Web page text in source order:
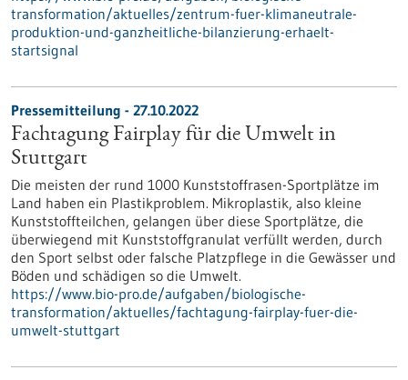
transformation/aktuelles/zentrum-fuer-klimaneutrale-
produktion-und-ganzheitliche-bilanzierung-erhaelt-
startsignal
Pressemitteilung - 27.10.2022
Fachtagung Fairplay für die Umwelt in
Stuttgart
Die meisten der rund 1000 Kunststoffrasen-Sportplätze im
Land haben ein Plas­tikproblem. Mikroplastik, also kleine
Kunststoffteilchen, gelangen über diese Sportplätze, die
überwiegend mit Kunststoffgranulat verfüllt werden, durch
den Sport selbst oder falsche Platzpflege in die Gewässer und
Böden und schädigen so die Umwelt.
https://www.bio-pro.de/aufgaben/biologische-
transformation/aktuelles/fachtagung-fairplay-fuer-die-
umwelt-stuttgart